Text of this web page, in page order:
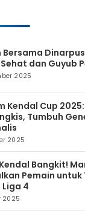
Bersama
dan Guyub
2025
Kendal Cup
Tumbuh
2025
Bangkit!
Pemain
4
2025